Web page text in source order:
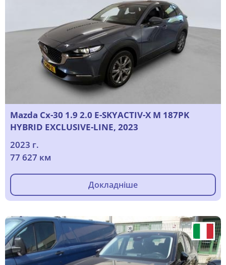
Mazda Cx-30 1.9 2.0 E-SKYACTIV-X M 187PK
HYBRID EXCLUSIVE-LINE, 2023
2023 г.
77 627 км
Докладніше